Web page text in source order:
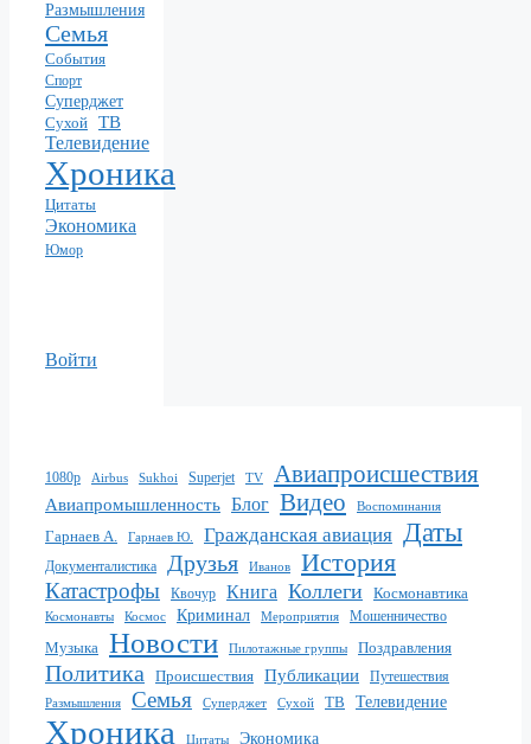
Размышления
Семья
События
Спорт
Суперджет
Сухой ТВ
Телевидение
Хроника
Цитаты
Экономика
Юмор
Войти
1080p Airbus Sukhoi Superjet TV Авиапроисшествия
Авиапромышленность Блог Видео Воспоминания
Гарнаев А. Гарнаев Ю. Гражданская авиация Даты
Документалистика Друзья Иванов История
Катастрофы Квочур Книга Коллеги Космонавтика
Космонавты Космос Криминал Мероприятия Мошенничество
Музыка Новости Пилотажные группы Поздравления
Политика Происшествия Публикации Путешествия
Размышления Семья Суперджет Сухой ТВ Телевидение
Хроника Цитаты Экономика